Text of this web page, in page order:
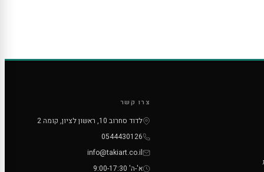
צרו קשר
לדוד סחרוב 10, ראשון לציון, קומה 2
0544430126
info@takiart.co.il
א'-ה' 9:00-17:30